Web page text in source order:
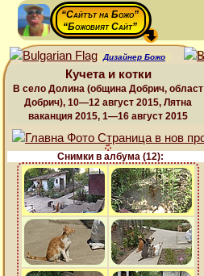
“Сайтът на Божо”
“Божовият Сайт”
Дизайнер Божо
Кучета и котки
В село Долина (община Добрич, област
Добрич), 10—12 август 2015, Лятна
ваканция 2015, 1—16 август 2015
Снимки в албума (12):